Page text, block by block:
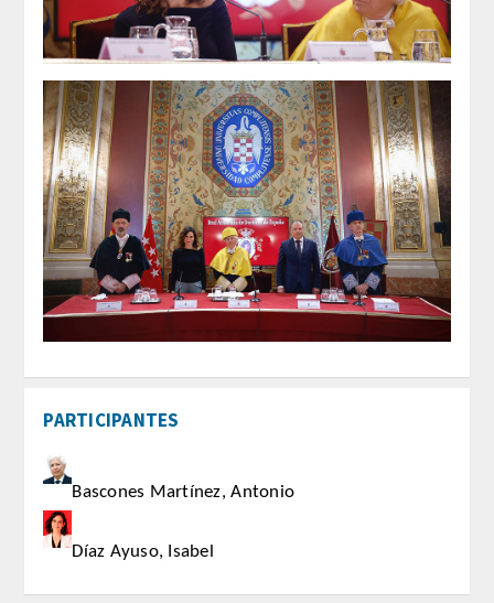
ORTOGNATIA
NÚMERO
Alfabético
Número de Medalla
CORRESPONDIENTES
SUPERNUMERARIOS
HONOR
HISTÓRICO DE ACADÉMICOS
Número
Honor
PARTICIPANTES
Bascones Martínez, Antonio
Díaz Ayuso, Isabel